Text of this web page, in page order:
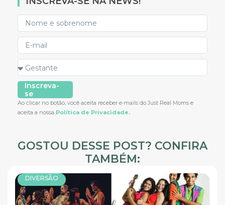
Inscreva-
se
Ao clicar no botão, você aceita receber e-mails do Just Real Moms e
aceita a nossa Política de Privacidade.
GOSTOU DESSE POST? CONFIRA
TAMBÉM:
DIVERSÃO